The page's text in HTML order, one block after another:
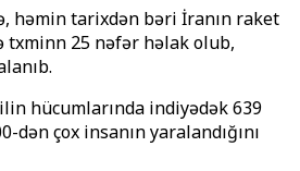
həmin tarixdən bəri İranın raket
25 nəfər həlak olub,
hücumlarında indiyədək 639
dən çox insanın yaralandığını